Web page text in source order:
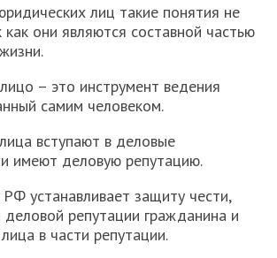
лиц такие понятия не
как они являются составной частью
– это инструмент ведения
самим человеком.
вступают в деловые
имеют деловую репутацию.
РФ устанавливает защиту чести,
деловой репутации гражданина и
в части репутации.